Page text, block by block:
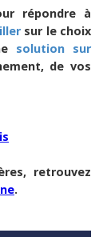
répondre à
sur le choix
solution sur
de vos
retrouvez
.